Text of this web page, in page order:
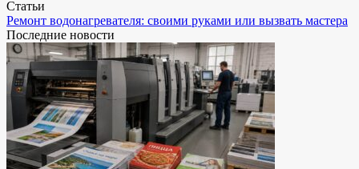
Статьи
Ремонт водонагревателя: своими руками или вызвать мастера
Последние новости